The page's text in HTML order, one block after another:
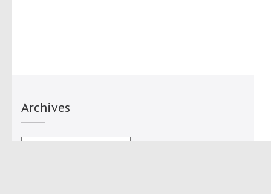
Archives
Archives